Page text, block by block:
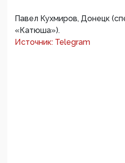
Павел Кухмиров, Донецк
«Катюша»).
Источник: Telegram